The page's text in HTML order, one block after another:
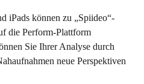
iPads können zu „Spiideo“-
die Perform-Plattform
Sie Ihrer Analyse durch
neue Perspektiven